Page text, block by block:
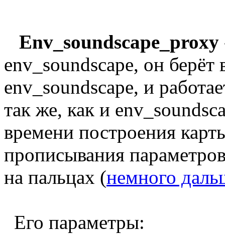
Env_soundscape_proxy
env_soundscape, он
env_soundscape, и
так же, как и
времени построения
прописывания
на пальцах (немного
Его параметры: